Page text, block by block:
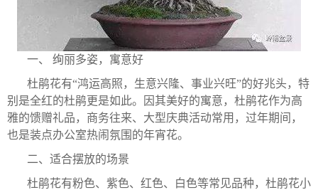
一、 绚丽多姿，寓意好
杜鹃花有“鸿运高照，生意兴隆、事业兴旺”的好兆头，特
别是全红的杜鹃更是如此。因其美好的寓意，杜鹃花作为高
雅的馈赠礼品，商务往来、大型庆典活动常用，过年期间，
也是装点办公室热闹氛围的年宵花。
二、适合摆放的场景
杜鹃花有粉色、紫色、红色、白色等常见品种，杜鹃花小